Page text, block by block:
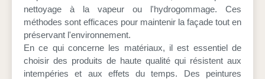
nettoyage à la vapeur ou l'hydrogommage. Ces
méthodes sont efficaces pour maintenir la façade tout en
préservant l'environnement.
En ce qui concerne les matériaux, il est essentiel de
choisir des produits de haute qualité qui résistent aux
intempéries et aux effets du temps. Des peintures